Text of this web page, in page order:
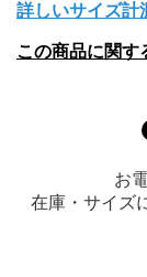
詳しいサイズ計
この商品に関す
お
在庫・サイズ